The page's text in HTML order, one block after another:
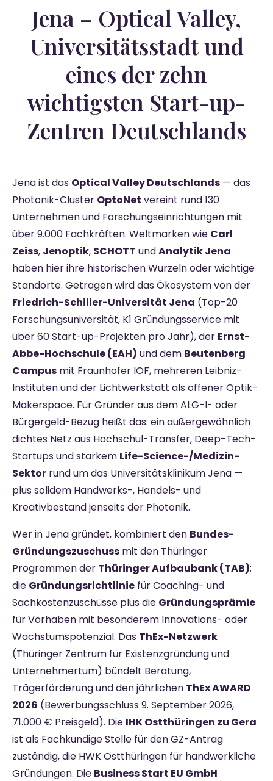
Jena – Optical Valley,
Universitätsstadt und
eines der zehn
wichtigsten Start-up-
Zentren Deutschlands
Jena ist das Optical Valley Deutschlands — das
Photonik-Cluster OptoNet vereint rund 130
Unternehmen und Forschungseinrichtungen mit
über 9.000 Fachkräften. Weltmarken wie Carl
Zeiss, Jenoptik, SCHOTT undAnalytik Jena
haben hier ihre historischen Wurzeln oder wichtige
Standorte. Getragen wird das Ökosystem von der
Friedrich-Schiller-Universität Jena (Top-20
Forschungsuniversität, K1 Gründungsservice mit
über 60 Start-up-Projekten pro Jahr), der Ernst-
Abbe-Hochschule (EAH) und dem Beutenberg
Campus mit Fraunhofer IOF, mehreren Leibniz-
Instituten und der Lichtwerkstatt als offener Optik-
Makerspace. Für Gründer aus dem ALG-I- oder
Bürgergeld-Bezug heißt das: ein außergewöhnlich
dichtes Netz aus Hochschul-Transfer, Deep-Tech-
Startups und starkem Life-Science-/Medizin-
Sektor rund um das Universitätsklinikum Jena —
plus solidem Handwerks-, Handels- und
Kreativbestand jenseits der Photonik.
Wer in Jena gründet, kombiniert den Bundes-
Gründungszuschuss mit den Thüringer
Programmen der Thüringer Aufbaubank (TAB):
die Gründungsrichtlinie für Coaching- und
Sachkostenzuschüsse plus die Gründungsprämie
für Vorhaben mit besonderem Innovations- oder
Wachstumspotenzial. Das ThEx-Netzwerk
(Thüringer Zentrum für Existenzgründung und
Unternehmertum) bündelt Beratung,
Trägerförderung und den jährlichen ThEx AWARD
2026 (Bewerbungsschluss 9. September 2026,
71.000 € Preisgeld). Die IHK Ostthüringen zu Gera
ist als Fachkundige Stelle für den GZ-Antrag
zuständig, die HWK Ostthüringen für handwerkliche
Gründungen. Die Business Start EU GmbH